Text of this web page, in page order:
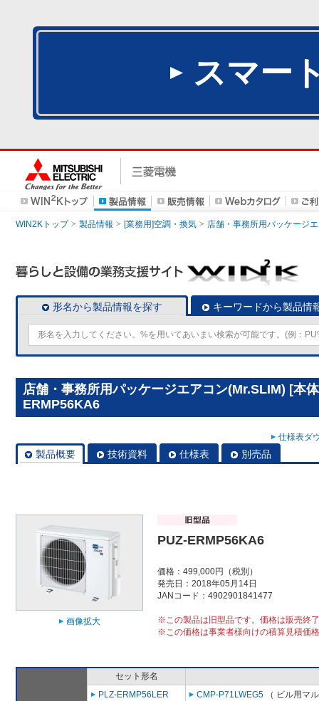
スマー
WIN2Kトップ 製品情報 [業務用]空調・換気 店舗・事務所用パッケージ
形名から製品情報を探す キーワードから製品情
店舗・事務所用パッケージエアコン(Mr.SLIM) [本
ERMP56KA6
仕様表ダ
製品概要 技術資料 仕様表 別売品
画像拡大
PUZ-ERMP56KA6
価格：499,000円（税別）
発売日：2018年05月14日
JANコード：4902901841477
※この製品は旧型品です。価格は販売終
※この価格は事業者様向けの積算見積価
セット形名
PLZ-ERMP56LER
CMP-P71LWEG5 （ ビル用マ